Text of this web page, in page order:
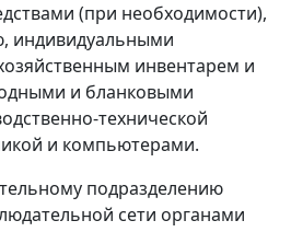
(при необходимости),
индивидуальными
инвентарем и
и бланковыми
технической
и компьютерами.
подразделению
сети органами